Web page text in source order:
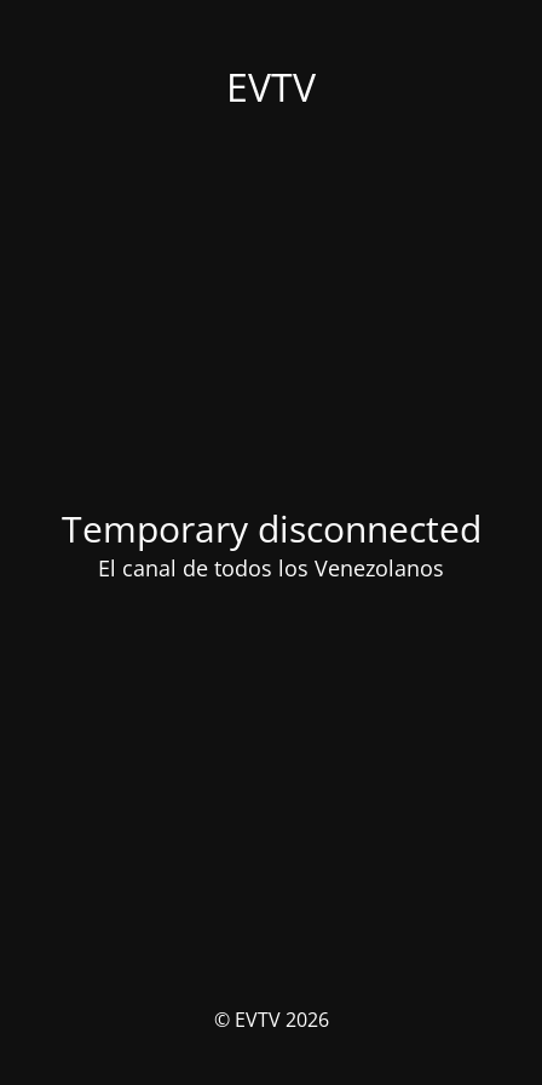
EVTV
Temporary disconnected
El canal de todos los Venezolanos
© EVTV 2026